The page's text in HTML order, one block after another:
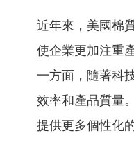
近年來，美國棉
使企業更加注重
一方面，隨著科
效率和產品質量
提供更多個性化